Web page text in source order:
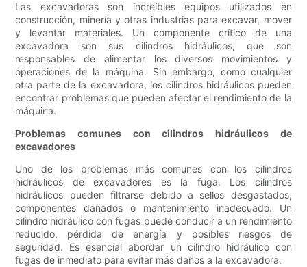
Las excavadoras son increíbles equipos utilizados en
construcción, minería y otras industrias para excavar, mover
y levantar materiales. Un componente crítico de una
excavadora son sus cilindros hidráulicos, que son
responsables de alimentar los diversos movimientos y
operaciones de la máquina. Sin embargo, como cualquier
otra parte de la excavadora, los cilindros hidráulicos pueden
encontrar problemas que pueden afectar el rendimiento de la
máquina.
Problemas comunes con cilindros hidráulicos de
excavadores
Uno de los problemas más comunes con los cilindros
hidráulicos de excavadores es la fuga. Los cilindros
hidráulicos pueden filtrarse debido a sellos desgastados,
componentes dañados o mantenimiento inadecuado. Un
cilindro hidráulico con fugas puede conducir a un rendimiento
reducido, pérdida de energía y posibles riesgos de
seguridad. Es esencial abordar un cilindro hidráulico con
fugas de inmediato para evitar más daños a la excavadora.